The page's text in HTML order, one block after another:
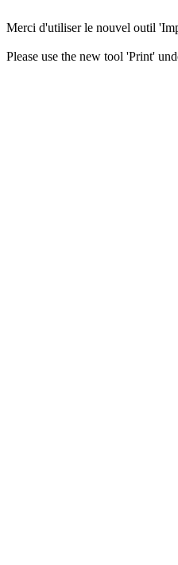
Merci d'utiliser le nouvel outil
Please use the new tool 'Print'